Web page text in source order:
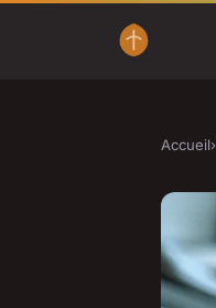
Accueil›